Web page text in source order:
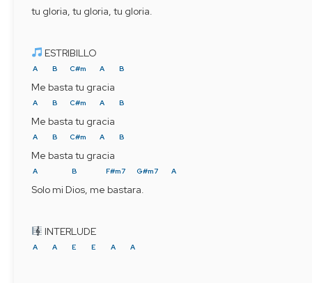
tu gloria, tu gloria, tu gloria.
ESTRIBILLO
A B C#m A B
Me basta tu gracia
A B C#m A B
Me basta tu gracia
A B C#m A B
Me basta tu gracia
A B F#m7 G#m7 A
Solo mi Dios, me bastara.
INTERLUDE
A A E E A A